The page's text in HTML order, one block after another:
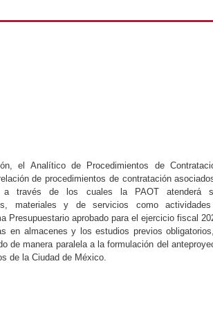
el Analítico de Procedimientos de
de procedimientos de contratación
a través de los cuales la PAOT atenderá
materiales y de servicios como
Presupuestario aprobado para el ejercicio fiscal
en almacenes y los estudios previos
de manera paralela a la formulación del
de la Ciudad de México.